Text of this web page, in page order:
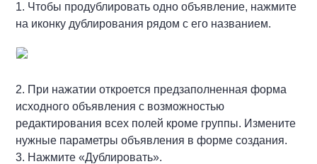
1. Чтобы продублировать одно объявление, нажмите
на иконку дублирования рядом с его названием.
2. При нажатии откроется предзаполненная форма
исходного объявления с возможностью
редактирования всех полей кроме группы. Измените
нужные параметры объявления в форме создания.
3. Нажмите «Дублировать».